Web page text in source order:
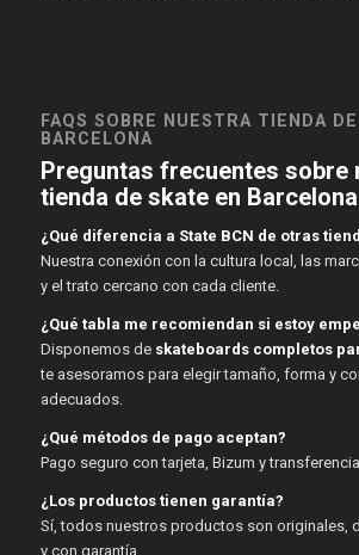
FAQS SOBRE NUESTRA TIENDA
BARCELONA
Preguntas frecuentes sobre
tienda de skate en Barcelona
¿Qué diferencia a State BCN de otras
Nuestra conexión con la cultura local, las
y el trato cercano con cada cliente.
¿Qué tabla me recomiendan si estoy
Disponemos de skateboards completos
te asesoramos para elegir tamaño, forma y
adecuados.
¿Qué métodos de pago aceptan?
Pago seguro con tarjeta, Bizum y
¿Los productos tienen garantía?
Sí, todos nuestros productos son originales,
y con garantía.